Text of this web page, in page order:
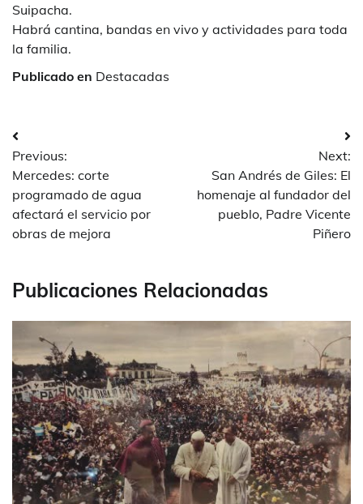
Suipacha.
Habrá cantina, bandas en vivo y actividades para toda
la familia.
Publicado en Destacadas
Navegación
de
entradas
Previous:
Mercedes: corte
programado de agua
afectará el servicio por
obras de mejora
Next:
San Andrés de Giles: El
homenaje al fundador del
pueblo, Padre Vicente
Piñero
Publicaciones Relacionadas